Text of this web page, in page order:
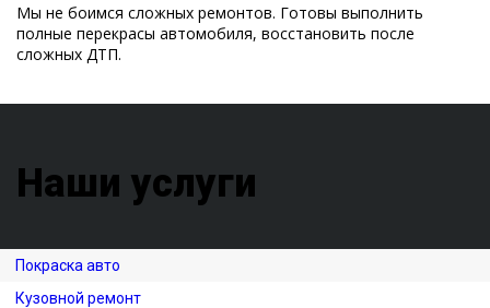
Мы не боимся сложных ремонтов. Готовы выполнить
полные перекрасы автомобиля, восстановить после
сложных ДТП.
Наши услуги
Покраска авто
Кузовной ремонт